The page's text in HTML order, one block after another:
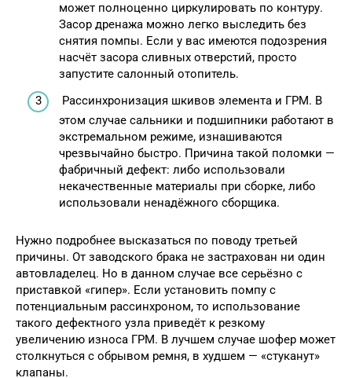
может полноценно циркулировать по контуру.
Засор дренажа можно легко выследить без
снятия помпы. Если у вас имеются подозрения
насчёт засора сливных отверстий, просто
запустите салонный отопитель.
Рассинхронизация шкивов элемента и ГРМ. В
этом случае сальники и подшипники работают в
экстремальном режиме, изнашиваются
чрезвычайно быстро. Причина такой поломки —
фабричный дефект: либо использовали
некачественные материалы при сборке, либо
использовали ненадёжного сборщика.
Нужно подробнее высказаться по поводу третьей
причины. От заводского брака не застрахован ни один
автовладелец. Но в данном случае все серьёзно с
приставкой «гипер». Если установить помпу с
потенциальным рассинхроном, то использование
такого дефектного узла приведёт к резкому
увеличению износа ГРМ. В лучшем случае шофер может
столкнуться с обрывом ремня, в худшем — «стуканут»
клапаны.